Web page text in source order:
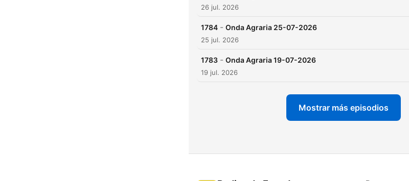
26 jul. 2026
1784 - Onda Agraria 25-07-2026
25 jul. 2026
1783 - Onda Agraria 19-07-2026
19 jul. 2026
Mostrar más episodios